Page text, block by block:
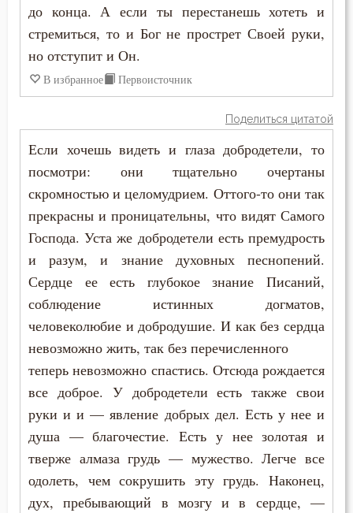
Снисхождение
Соблазн
Совершенство
Созерцание
Состояние души после смерти
Сострадание
Сотворение мира
Спасение
Сплетни
Спокойствие
Справедливость
Сребролюбие
до конца. А если ты перестанешь хотеть и
стремиться, то и Бог не прострет Своей руки,
но отступит и Он.
В избранное Первоисточник
Поделиться цитатой
Если хочешь видеть и глаза добродетели, то
посмотри: они тщательно очертаны
скромностью и целомудрием. Оттого-то они так
прекрасны и проницательны, что видят Самого
Господа. Уста же добродетели есть премудрость
и разум, и знание духовных песнопений.
Сердце ее есть глубокое знание Писаний,
соблюдение истинных догматов,
человеколюбие и добродушие. И как без сердца
невозможно жить, так без перечисленного
теперь невозможно спастись. Отсюда рождается
все доброе. У добродетели есть также свои
руки и и — явление добрых дел. Есть у нее и
душа — благочестие. Есть у нее золотая и
тверже алмаза грудь — мужество. Легче все
одолеть, чем сокрушить эту грудь. Наконец,
дух, пребывающий в мозгу и в сердце, —